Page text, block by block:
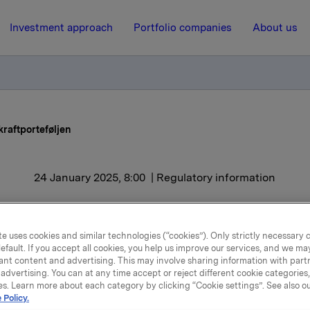
Investment approach Portfolio companies About us
24 January 2025, 8:00 | Regulatory information
inngått avtaler om å selge hele sin vannkraftportefølje i to
Transaksjonene verdsetter den totale porteføljen til 6,1
kroner på kontant- og gjeldfri basis.
uses cookies and similar technologies (“cookies”). Only strictly necessary
If you accept all cookies, you help us improve our services, and we
content and advertising. This may involve sharing information with
You can at any time accept or reject different cookie
Learn more about each category by clicking “Cookie settings”. See also
Policy.